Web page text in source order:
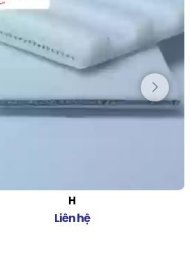
H
Liên hệ